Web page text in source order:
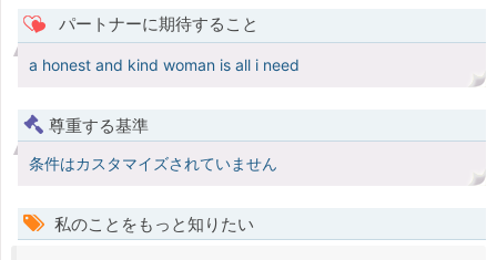
パートナーに期待すること
a honest and kind woman is all i need
尊重する基準
条件はカスタマイズされていません
私のことをもっと知りたい